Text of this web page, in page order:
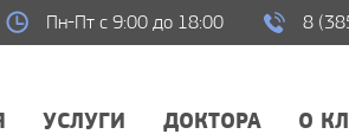
Пн-Пт с 9:00 до 18:00 8
УСЛУГИ ДОКТОРА О